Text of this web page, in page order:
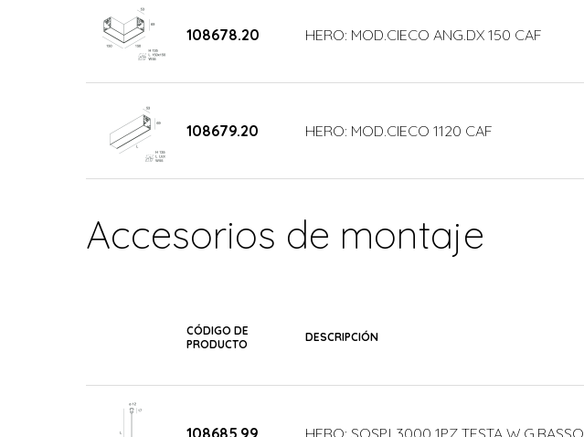
108678.20 HERO: MOD.CIECO ANG.DX 150 CAF
108679.20 HERO: MOD.CIECO 1120 CAF
Accesorios de montaje
CÓDIGO DE
PRODUCTO
DESCRIPCIÓN
108685.99 HERO: SOSP.L3000 1PZ TESTA W.G.BASSO